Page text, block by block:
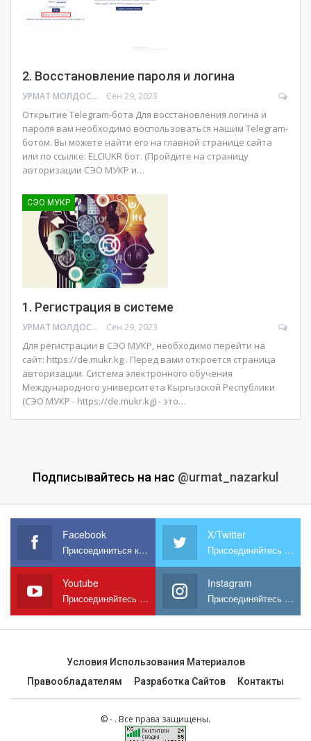
2. Восстановление пароля и логина
УРМАТ МОЛДОСАНОВ Сен 29, 2023
Открытие Telegram-бота Для восстановления логина и
пароля вам необходимо воспользоваться нашим Telegram-
ботом. Вы можете найти его на главной странице сайта
или по ссылке: ELCIUKR бот. (Пройдите на страницу
авторизации СЭО МУКР и…
СЭО МУКР
1. Регистрация в системе
УРМАТ МОЛДОСАНОВ Сен 29, 2023
Для регистрации в СЭО МУКР, необходимо перейти на
сайт: https://de.mukr.kg . Перед вами откроется страница
авторизации. Система электронного обучения
Международного университета Кыргызской Республики
(СЭО МУКР - https://de.mukr.kg) - это…
Подписывайтесь на нас @urmat_nazarkul
Facebook
Присоединиться к нам на Facebook
X/Twitter
Присоединяйтесь к нам в X
Youtube
Присоединяйтесь к нам на YouTube
Instagram
Присоединяйтесь к нам в Instagram
Условия Использования Материалов
Правообладателям
Разработка Сайтов Контакты
© - . Все права защищены.